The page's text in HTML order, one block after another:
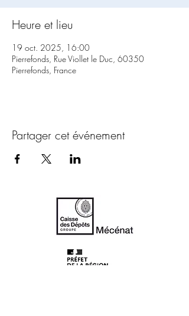
Heure et lieu
19 oct. 2025, 16:00
Pierrefonds, Rue Viollet le Duc, 60350
Pierrefonds, France
Partager cet événement